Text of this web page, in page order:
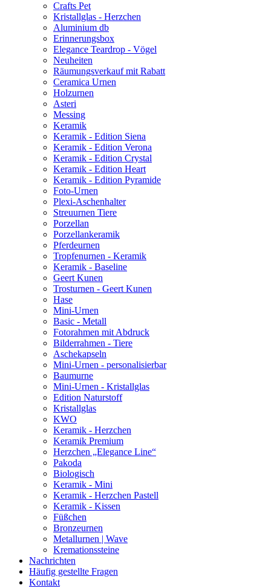
Crafts Pet
Kristallglas - Herzchen
Aluminium db
Erinnerungsbox
Elegance Teardrop - Vögel
Neuheiten
Räumungsverkauf mit Rabatt
Ceramica Urnen
Holzurnen
Asteri
Messing
Keramik
Keramik - Edition Siena
Keramik - Edition Verona
Keramik - Edition Crystal
Keramik - Edition Heart
Keramik - Edition Pyramide
Foto-Urnen
Plexi-Aschenhalter
Streuurnen Tiere
Porzellan
Porzellankeramik
Pferdeurnen
Tropfenurnen - Keramik
Keramik - Baseline
Geert Kunen
Trosturnen - Geert Kunen
Hase
Mini-Urnen
Basic - Metall
Fotorahmen mit Abdruck
Bilderrahmen - Tiere
Aschekapseln
Mini-Urnen - personalisierbar
Baumurne
Mini-Urnen - Kristallglas
Edition Naturstoff
Kristallglas
KWO
Keramik - Herzchen
Keramik Premium
Herzchen „Elegance Line“
Pakoda
Biologisch
Keramik - Mini
Keramik - Herzchen Pastell
Keramik - Kissen
Füßchen
Bronzeurnen
Metallurnen | Wave
Kremationssteine
Nachrichten
Häufig gestellte Fragen
Kontakt